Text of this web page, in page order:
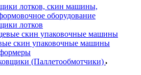
лотков, скин машины,
оборудование
лотков
скин упаковочные машины
скин упаковочные машины
(Паллетообмотчики)